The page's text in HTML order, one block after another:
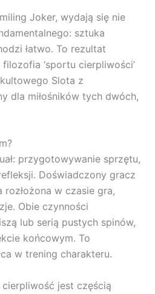
Joker, wydają się nie
sztuka
łatwo. To rezultat
‘sportu cierpliwości’
Slota z
dla miłośników tych dwóch,
przygotowywanie sprzętu,
Doświadczony gracz
w czasie gra,
Obie czynności
lub serią pustych spinów,
końcowym. To
w trening charakteru.
jest częścią